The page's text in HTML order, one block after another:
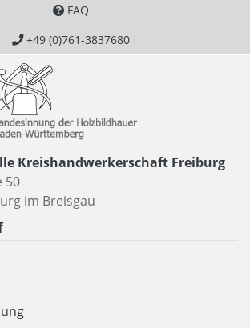
FAQ
+49 (0)761-3837680
Kreishandwerkerschaft Freiburg
50
im Breisgau